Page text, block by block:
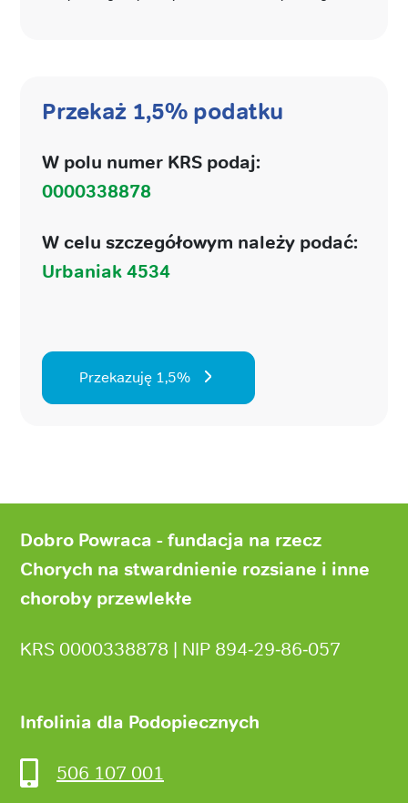
Przekaż 1,5% podatku
W polu numer KRS podaj:
0000338878
W celu szczegółowym należy podać:
Urbaniak 4534
Przekazuję 1,5%
stronyDobro Powraca - fundacja na rzecz
Chorych na stwardnienie rozsiane i inne
choroby przewlekłe
KRS 0000338878 | NIP 894‑29‑86‑057
Infolinia dla Podopiecznych
506 107 001